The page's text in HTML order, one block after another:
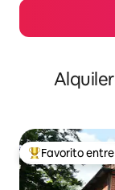
Favorito entre
Favorito